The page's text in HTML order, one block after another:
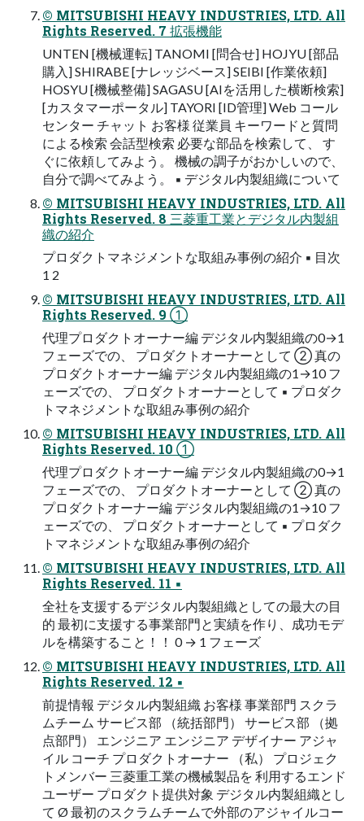
© MITSUBISHI HEAVY INDUSTRIES, LTD. All
Rights Reserved. 7 拡張機能
UNTEN [機械運転] TANOMI [問合せ] HOJYU [部品
購⼊] SHIRABE [ナレッジベース] SEIBI [作業依頼]
HOSYU [機械整備] SAGASU [AIを活⽤した横断検索]
[カスタマーポータル] TAYORI [ID管理] Web コール
センター チャット お客様 従業員 キーワードと質問
による検索 会話型検索 必要な部品を検索して、 す
ぐに依頼してみよう。 機械の調⼦がおかしいので、
⾃分で調べてみよう。 ▪ デジタル内製組織について
© MITSUBISHI HEAVY INDUSTRIES, LTD. All
Rights Reserved. 8 三菱重⼯業とデジタル内製組
織の紹介
プロダクトマネジメントな取組み事例の紹介 ▪ ⽬次
1 2
© MITSUBISHI HEAVY INDUSTRIES, LTD. All
Rights Reserved. 9 ①
代理プロダクトオーナー編 デジタル内製組織の0→1
フェーズでの、 プロダクトオーナーとして ② 真の
プロダクトオーナー編 デジタル内製組織の1→10 フ
ェーズでの、 プロダクトオーナーとして ▪ プロダク
トマネジメントな取組み事例の紹介
© MITSUBISHI HEAVY INDUSTRIES, LTD. All
Rights Reserved. 10 ①
代理プロダクトオーナー編 デジタル内製組織の0→1
フェーズでの、 プロダクトオーナーとして ② 真の
プロダクトオーナー編 デジタル内製組織の1→10 フ
ェーズでの、 プロダクトオーナーとして ▪ プロダク
トマネジメントな取組み事例の紹介
© MITSUBISHI HEAVY INDUSTRIES, LTD. All
Rights Reserved. 11 ▪
全社を⽀援するデジタル内製組織としての最⼤の⽬
的 最初に⽀援する事業部⾨と実績を作り、成功モデ
ルを構築すること！！ 0 → 1 フェーズ
© MITSUBISHI HEAVY INDUSTRIES, LTD. All
Rights Reserved. 12 ▪
前提情報 デジタル内製組織 お客様 事業部⾨ スクラ
ムチーム サービス部 （統括部⾨） サービス部 （拠
点部⾨） エンジニア エンジニア デザイナー アジャ
イル コーチ プロダクトオーナー （私） プロジェク
トメンバー 三菱重⼯業の機械製品を 利⽤するエンド
ユーザー プロダクト提供対象 デジタル内製組織とし
て Ø 最初のスクラムチームで外部のアジャイルコー